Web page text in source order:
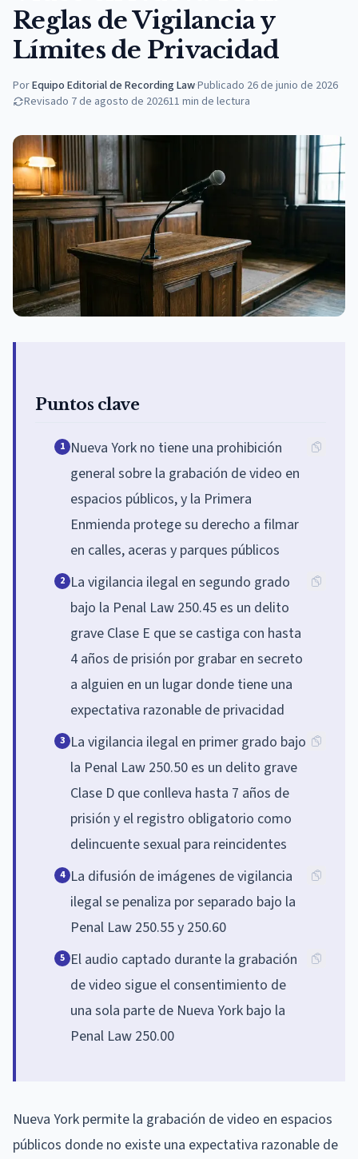
Reglas de Vigilancia y
Límites de Privacidad
PorEquipo Editorial de Recording Law·Publicado 26 de junio de 2026
Revisado 7 de agosto de 202611 min de lectura
Puntos clave
1 Nueva York no tiene una prohibición
general sobre la grabación de video en
espacios públicos, y la Primera
Enmienda protege su derecho a filmar
en calles, aceras y parques públicos
2 La vigilancia ilegal en segundo grado
bajo la Penal Law 250.45 es un delito
grave Clase E que se castiga con hasta
4 años de prisión por grabar en secreto
a alguien en un lugar donde tiene una
expectativa razonable de privacidad
3 La vigilancia ilegal en primer grado bajo
la Penal Law 250.50 es un delito grave
Clase D que conlleva hasta 7 años de
prisión y el registro obligatorio como
delincuente sexual para reincidentes
4 La difusión de imágenes de vigilancia
ilegal se penaliza por separado bajo la
Penal Law 250.55 y 250.60
5 El audio captado durante la grabación
de video sigue el consentimiento de
una sola parte de Nueva York bajo la
Penal Law 250.00
Nueva York permite la grabación de video en espacios
públicos donde no existe una expectativa razonable de